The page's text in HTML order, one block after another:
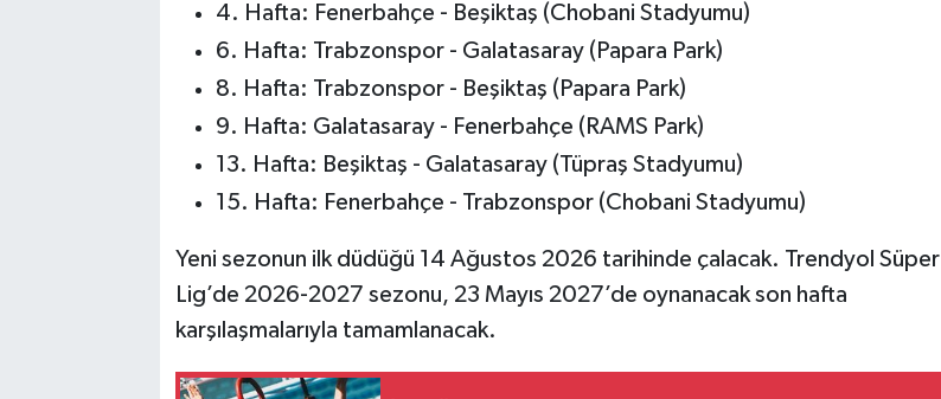
4. Hafta: Fenerbahçe - Beşiktaş (Chobani Stadyumu)
6. Hafta: Trabzonspor - Galatasaray (Papara Park)
8. Hafta: Trabzonspor - Beşiktaş (Papara Park)
9. Hafta: Galatasaray - Fenerbahçe (RAMS Park)
13. Hafta: Beşiktaş - Galatasaray (Tüpraş Stadyumu)
15. Hafta: Fenerbahçe - Trabzonspor (Chobani Stadyumu)
Yeni sezonun ilk düdüğü 14 Ağustos 2026 tarihinde çalacak. Trendyol Süper
Lig’de 2026-2027 sezonu, 23 Mayıs 2027’de oynanacak son hafta
karşılaşmalarıyla tamamlanacak.